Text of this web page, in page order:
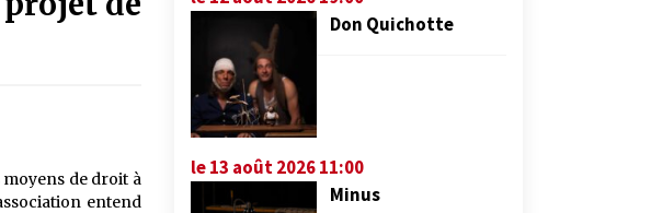
moyens de droit à
entend
Don Quichotte
le 13 août 2026 11:00
Minus